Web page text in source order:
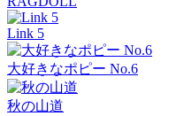
Link 5
大好きなポピー No.6
秋の山道